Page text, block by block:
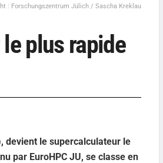
: Forschungszentrum Jülich / Sascha Kreklau
plus rapide
devient le supercalculateur le
par EuroHPC JU, se classe en